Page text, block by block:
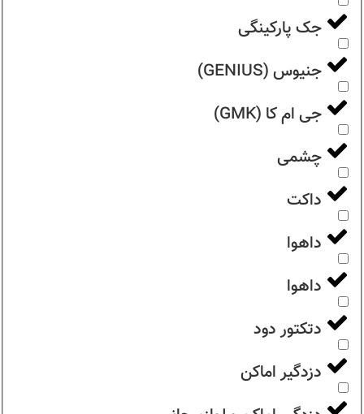
جک پارکینگی
جنیوس (GENIUS)
جی ام کا (GMK)
چشمی
داکت
داهوا
داهوا
دتکتور دود
دزدگیر اماکن